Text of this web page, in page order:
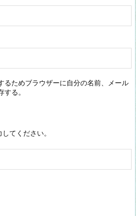
るためブラウザーに自分の名前、メール
る。
てください。